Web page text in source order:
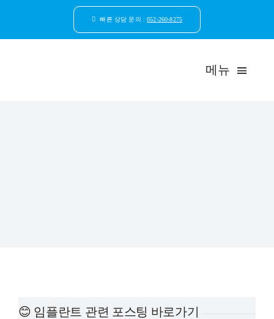
빠른 상담 문의 :052-260-8275
메뉴
😊 임플란트 관련 포스팅 바로가기